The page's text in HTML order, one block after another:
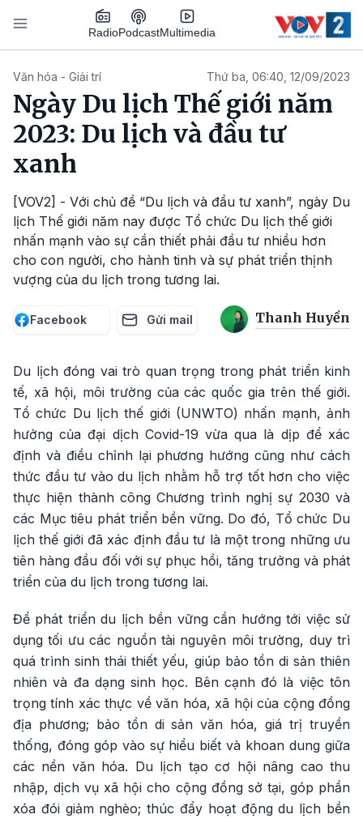
Nhảy đến nội dung
RadioPodcastMultimedia
Văn hóa - Giải trí Thứ ba, 06:40, 12/09/2023
Ngày Du lịch Thế giới năm
2023: Du lịch và đầu tư
xanh
[VOV2] - Với chủ đề “Du lịch và đầu tư xanh”, ngày Du
lịch Thế giới năm nay được Tổ chức Du lịch thế giới
nhấn mạnh vào sự cần thiết phải đầu tư nhiều hơn
cho con người, cho hành tinh và sự phát triển thịnh
vượng của du lịch trong tương lai.
Facebook Gửi mail Thanh Huyền
Du lịch đóng vai trò quan trọng trong phát triển kinh
tế, xã hội, môi trường của các quốc gia trên thế giới.
Tổ chức Du lịch thế giới (UNWTO) nhấn mạnh, ảnh
hưởng của đại dịch Covid-19 vừa qua là dịp để xác
định và điều chỉnh lại phương hướng cũng như cách
thức đầu tư vào du lịch nhằm hỗ trợ tốt hơn cho việc
thực hiện thành công Chương trình nghị sự 2030 và
các Mục tiêu phát triển bền vững. Do đó, Tổ chức Du
lịch thế giới đã xác định đầu tư là một trong những ưu
tiên hàng đầu đối với sự phục hồi, tăng trưởng và phát
triển của du lịch trong tương lai.
Để phát triển du lịch bền vững cần hướng tới việc sử
dụng tối ưu các nguồn tài nguyên môi trường, duy trì
quá trình sinh thái thiết yếu, giúp bảo tồn di sản thiên
nhiên và đa dạng sinh học. Bên cạnh đó là việc tôn
trọng tính xác thực về văn hóa, xã hội của cộng đồng
địa phương; bảo tồn di sản văn hóa, giá trị truyền
thống, đóng góp vào sự hiểu biết và khoan dung giữa
các nền văn hóa. Du lịch tạo cơ hội nâng cao thu
nhập, dịch vụ xã hội cho cộng đồng sở tại, góp phần
xóa đói giảm nghèo; thúc đẩy hoạt động du lịch bền